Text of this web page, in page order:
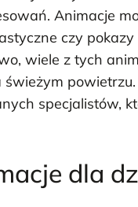
Animacje
czy
wiele z tych
specjalistów,
dla